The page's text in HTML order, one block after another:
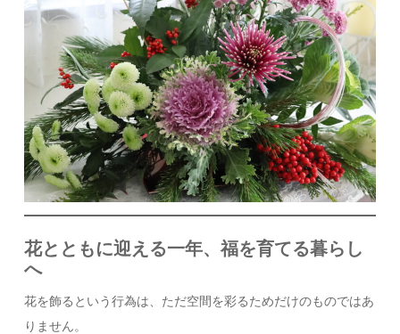
花とともに迎える一年、福を育てる暮らし
へ
花を飾るという行為は、ただ空間を彩るためだけのものではあ
りません。